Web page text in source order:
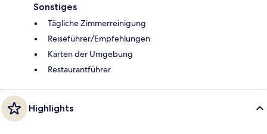
Sonstiges
Tägliche Zimmerreinigung
Reiseführer/Empfehlungen
Karten der Umgebung
Restaurantführer
Highlights